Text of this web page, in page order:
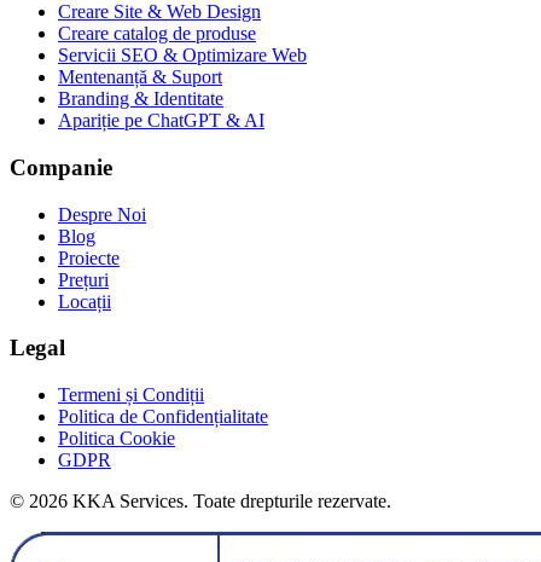
Creare Site & Web Design
Creare catalog de produse
Servicii SEO & Optimizare Web
Mentenanță & Suport
Branding & Identitate
Apariție pe ChatGPT & AI
Companie
Despre Noi
Blog
Proiecte
Prețuri
Locații
Legal
Termeni și Condiții
Politica de Confidențialitate
Politica Cookie
GDPR
© 2026 KKA Services. Toate drepturile rezervate.